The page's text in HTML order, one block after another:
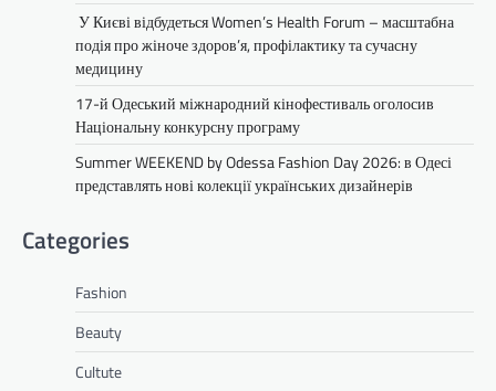
У Києві відбудеться Women’s Health Forum – масштабна
подія про жіноче здоров’я, профілактику та сучасну
медицину
17-й Одеський міжнародний кінофестиваль оголосив
Національну конкурсну програму
Summer WEEKEND by Odessa Fashion Day 2026: в Одесі
представлять нові колекції українських дизайнерів
Categories
Fashion
Beauty
Cultute